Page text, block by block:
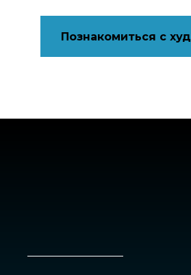
Познакомиться с